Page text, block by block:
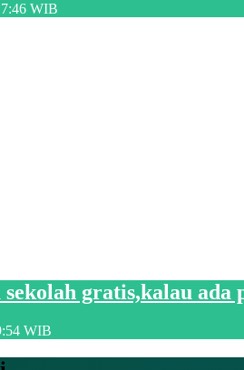
WIB
gratis,kalau ada
WIB